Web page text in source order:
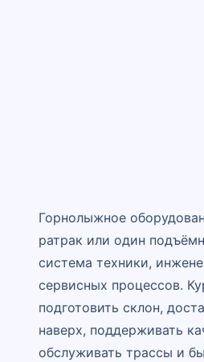
Горнолыжное
ратрак или один
система техники,
сервисных процессов.
подготовить склон,
наверх, поддерживать
обслуживать трассы и